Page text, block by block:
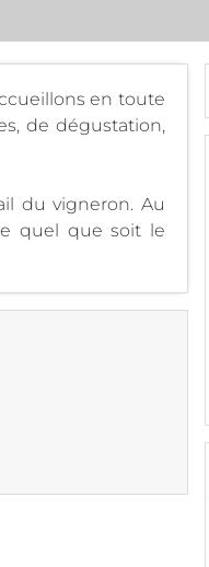
en toute
de dégustation,
du vigneron. Au
quel que soit le